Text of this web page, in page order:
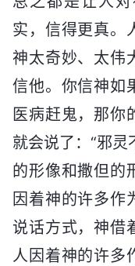
实，信得更真。
神太奇妙、太伟
信他。你信神如
医病赶鬼，那你
就会说了：“邪灵
的形像和撒但的
因着神的许多作
说话方式，神借
人因着神的许多